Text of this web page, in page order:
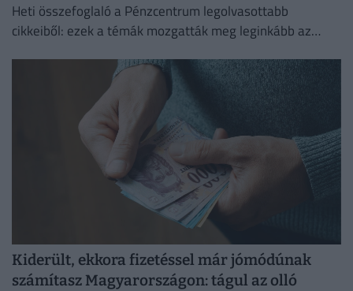
Heti összefoglaló a Pénzcentrum legolvasottabb
cikkeiből: ezek a témák mozgatták meg leginkább az
Kiderült, ekkora fizetéssel már jómódúnak
számítasz Magyarországon: tágul az olló